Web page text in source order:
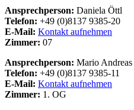
Ansprechperson: Daniela Öttl
Telefon: +49 (0)8137 9385-20
E-Mail: Kontakt aufnehmen
Zimmer: 07
Ansprechperson: Mario
Telefon: +49 (0)8137 9385-11
E-Mail: Kontakt aufnehmen
Zimmer: 1. OG